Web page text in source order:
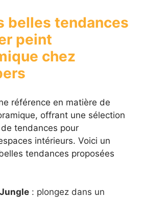
belles tendances
peint
chez
référence en matière de
offrant une sélection
tendances pour
intérieurs. Voici un
tendances proposées
: plongez dans un